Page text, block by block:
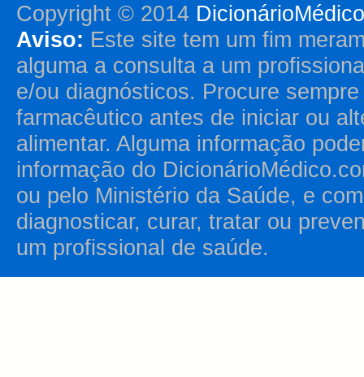
Copyright © 2014
Aviso: Este site tem um fim
alguma a consulta a um
e/ou diagnósticos. Procure
farmacêutico antes de iniciar ou
alimentar. Alguma informação
informação do
ou pelo Ministério da Saúde, e
diagnosticar, curar, tratar ou
um profissional de saúde.